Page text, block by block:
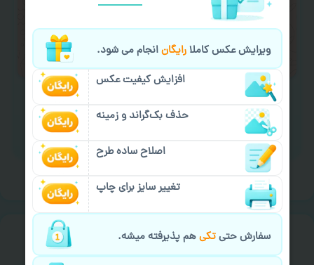
لازم را انجام دهید.
ایمیل جهت ثبت یا پیگیری سفارش:
aks4chap.com@gmail.com
خیالت راحت ازسفارش گیری
ویرایش عکس کاملارایگانانجام می شود.
افزایش کیفیت عکس
حذف بک‌گراند و زمینه
اصلاح ساده طرح
تغییر سایز برای چاپ
سفارش حتیتکیهم پذیرفته میشه.